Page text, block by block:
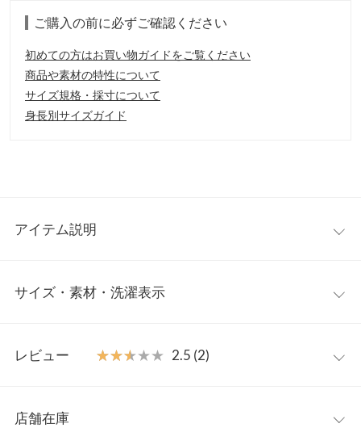
アイテム説明
ト。シンプルなTシャツやロンT、チュールスカートやティアード
イリーユースはもちろん、オケージョンスタイルにもぴったりの
コンパクトなショート丈ですが身幅やアームホールにゆとりを持
サイズ・素材・洗濯表示
神戸レタスオリジナルの独自規格です。
レビュー ★★★★★
★★★★★ 2.5 (2)
店舗在庫
ご購入の前に必ずご確認ください
初めての方はお買い物ガイドをご覧ください
商品や素材の特性について
サイズ規格・採寸について
身長別サイズガイド